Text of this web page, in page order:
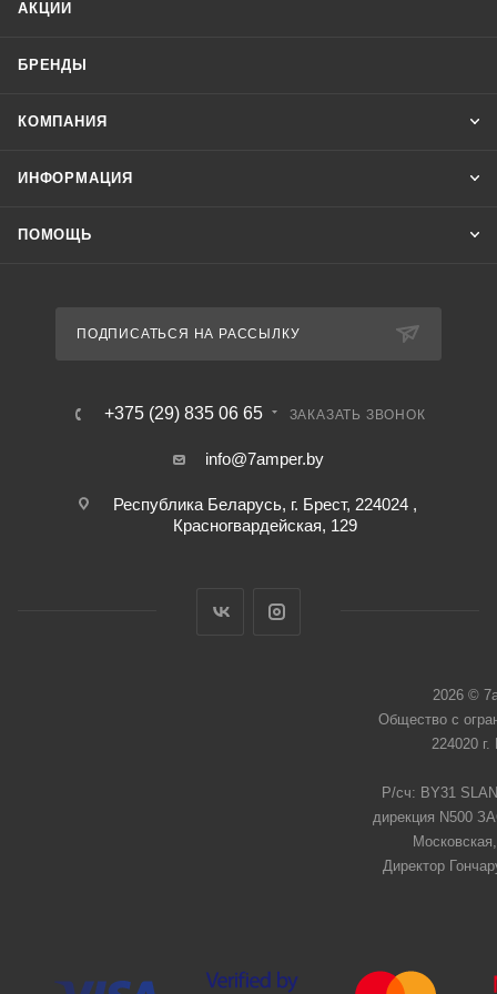
АКЦИИ
БРЕНДЫ
КОМПАНИЯ
ИНФОРМАЦИЯ
ПОМОЩЬ
ПОДПИСАТЬСЯ НА РАССЫЛКУ
+375 (29) 835 06 65 ЗАКАЗАТЬ ЗВОНОК
info@7amper.by
Республика Беларусь, г. Брест, 224024 ,
Красногвардейская, 129
2026 ©
Общество с
224020
Р/сч: BY31
дирекция N500
Директор